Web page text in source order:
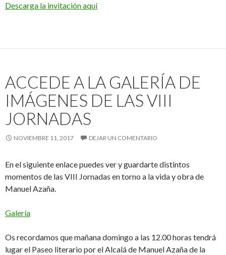
Descarga la invitación aquí
ACCEDE A LA GALERÍA DE
IMÁGENES DE LAS VIII
JORNADAS
NOVIEMBRE 11, 2017 DEJAR UN COMENTARIO
En el siguiente enlace puedes ver y guardarte distintos
momentos de las VIII Jornadas en torno a la vida y obra de
Manuel Azaña.
Galería
Os recordamos que mañana domingo a las 12.00 horas tendrá
lugar el Paseo literario por el Alcalá de Manuel Azaña de la